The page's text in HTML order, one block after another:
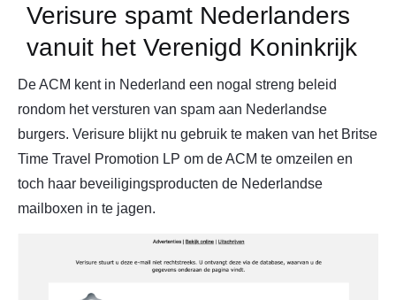
Verisure spamt Nederlanders
vanuit het Verenigd Koninkrijk
De ACM kent in Nederland een nogal streng beleid
rondom het versturen van spam aan Nederlandse
burgers. Verisure blijkt nu gebruik te maken van het Britse
Time Travel Promotion LP om de ACM te omzeilen en
toch haar beveiligingsproducten de Nederlandse
mailboxen in te jagen.